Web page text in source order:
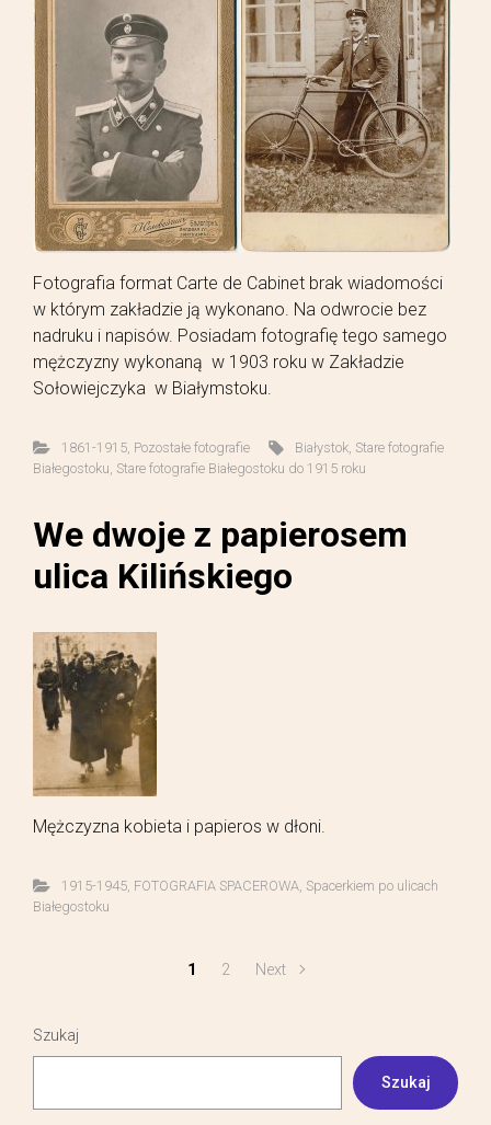
Fotografia format Carte de Cabinet brak wiadomości
w którym zakładzie ją wykonano. Na odwrocie bez
nadruku i napisów. Posiadam fotografię tego samego
mężczyzny wykonaną w 1903 roku w Zakładzie
Sołowiejczyka w Białymstoku.
1861-1915, Pozostałe fotografie Białystok Stare fotografie
Białegostoku Stare fotografie Białegostoku do 1915 roku
We dwoje z papierosem
ulica Kilińskiego
Mężczyzna kobieta i papieros w dłoni.
1915-1945, FOTOGRAFIA SPACEROWA Spacerkiem po ulicach
Białegostoku
1 2 Next
Szukaj
Szukaj